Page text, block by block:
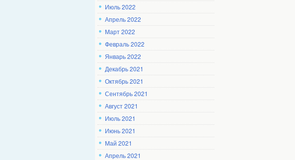
Июль 2022
Апрель 2022
Март 2022
Февраль 2022
Январь 2022
Декабрь 2021
Октябрь 2021
Сентябрь 2021
Август 2021
Июль 2021
Июнь 2021
Май 2021
Апрель 2021